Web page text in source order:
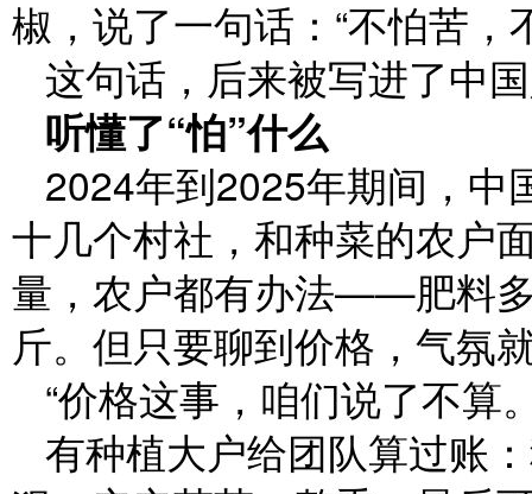
椒，说了一句话：“不怕苦
这句话，后来被写进了中
听懂了“怕”什么
2024年到2025年期间，中
十几个村社，和种菜的农户
量，农户都有办法——肥料
斤。但只要聊到价格，气氛
“价格这事，咱们说了不算
有种植大户给团队算过账